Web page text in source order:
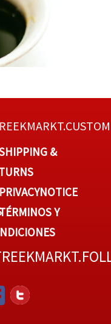
&
PRIVACYNOTICE
Y